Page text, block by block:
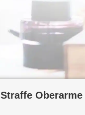
Straffe